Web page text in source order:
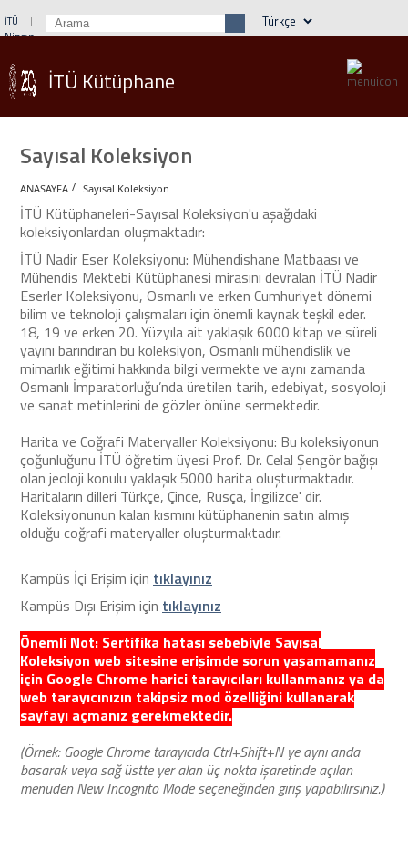
İTÜ
Ninova
İTÜ Kütüphane
Sayısal Koleksiyon
ANASAYFA / Sayısal Koleksiyon
İTÜ Kütüphaneleri-Sayısal Koleksiyon'u aşağıdaki
koleksiyonlardan oluşmaktadır:
İTÜ Nadir Eser Koleksiyonu: Mühendishane Matbaası ve
Mühendis Mektebi Kütüphanesi mirasını devralan İTÜ Nadir
Eserler Koleksiyonu, Osmanlı ve erken Cumhuriyet dönemi
bilim ve teknoloji çalışmaları için önemli kaynak teşkil eder.
18, 19 ve erken 20. Yüzyıla ait yaklaşık 6000 kitap ve süreli
yayını barındıran bu koleksiyon, Osmanlı mühendislik ve
mimarlık eğitimi hakkında bilgi vermekte ve aynı zamanda
Osmanlı İmparatorluğu’nda üretilen tarih, edebiyat, sosyoloji
ve sanat metinlerini de gözler önüne sermektedir.
Harita ve Coğrafi Materyaller Koleksiyonu: Bu koleksiyonun
çoğunluğunu İTÜ öğretim üyesi Prof. Dr. Celal Şengör bağışı
olan jeoloji konulu yaklaşık 5000 harita oluşturmaktadır.
Haritaların dilleri Türkçe, Çince, Rusça, İngilizce' dir.
Koleksiyonunun kalan kısmını kütüphanenin satın almış
olduğu coğrafi materyaller oluşturmaktadır.
Kampüs İçi Erişim için tıklayınız
Kampüs Dışı Erişim için tıklayınız
Önemli Not: Sertifika hatası sebebiyle Sayısal
Koleksiyon web sitesine erişimde sorun yaşamamanız
için Google Chrome harici tarayıcıları kullanmanız ya da
web tarayıcınızın takipsiz mod özelliğini kullanarak
sayfayı açmanız gerekmektedir.
(Örnek: Google Chrome tarayıcıda Ctrl+Shift+N ye aynı anda
basarak veya sağ üstte yer alan üç nokta işaretinde açılan
menüden New Incognito Mode seçeneğinden giriş yapabilirsiniz.)